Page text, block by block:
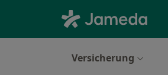
Versicherung